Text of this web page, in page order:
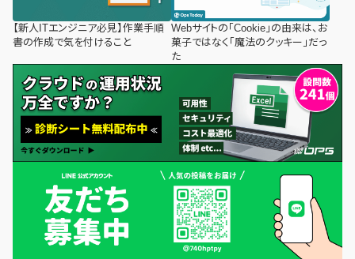
【新人ITエンジニア必見】作業手順
書の作成で気を付けること
Webサイトの「Cookie」の由来は、お
菓子ではなく「魔法のクッキー」だっ
た